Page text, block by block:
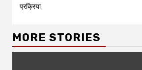
प्रक्रिया
MORE STORIES